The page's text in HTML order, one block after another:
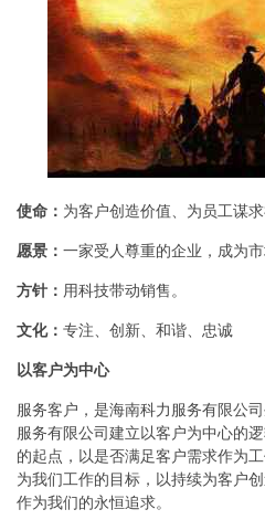
使命： 为客户创造价值、为员工谋求
愿景： 一家受人尊重的企业，成为市
方针： 用科技带动销售。
文化： 专注、创新、和谐、忠诚
以客户为中心
服务客户，是海南科力服务有限公
服务有限公司建立以客户为中心的
的起点，以是否满足客户需求作为
为我们工作的目标，以持续为客户
作为我们的永恒追求。